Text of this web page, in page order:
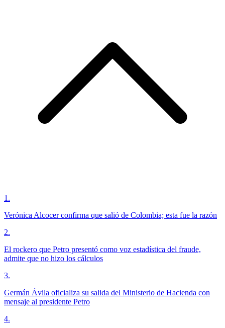
1 .
Verónica Alcocer confirma que salió de Colombia; esta fue la razón
2.
El rockero que Petro presentó como voz estadística del fraude,
admite que no hizo los cálculos
3.
Germán Ávila oficializa su salida del Ministerio de Hacienda con
mensaje al presidente Petro
4.